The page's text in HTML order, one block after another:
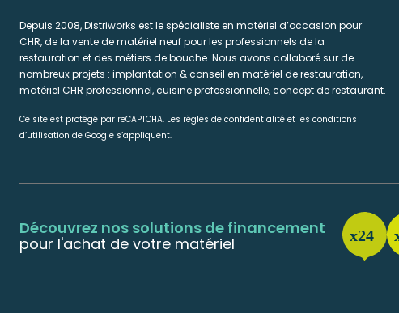
Depuis 2008, Distriworks est le spécialiste en matériel d’occasion pour
CHR, de la vente de matériel neuf pour les professionnels de la
restauration et des métiers de bouche. Nous avons collaboré sur de
nombreux projets : implantation & conseil en matériel de restauration,
matériel CHR professionnel, cuisine professionnelle, concept de restaurant.
Ce site est protégé par reCAPTCHA. Les règles de confidentialité et les conditions
d’utilisation de Google s’appliquent.
Découvrez nos solutions de financement
pour l'achat de votre matériel